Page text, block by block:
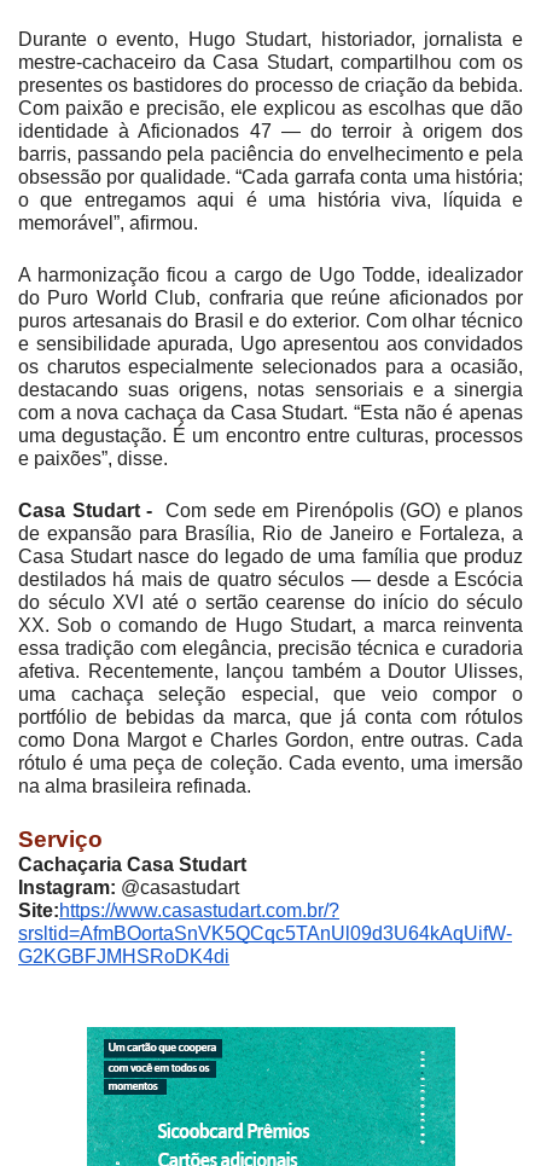
Durante o evento, Hugo Studart, historiador, jornalista e
mestre-cachaceiro da Casa Studart, compartilhou com os
presentes os bastidores do processo de criação da bebida.
Com paixão e precisão, ele explicou as escolhas que dão
identidade à Aficionados 47 — do terroir à origem dos
barris, passando pela paciência do envelhecimento e pela
obsessão por qualidade. “Cada garrafa conta uma história;
o que entregamos aqui é uma história viva, líquida e
memorável”, afirmou.
A harmonização ficou a cargo de Ugo Todde, idealizador
do Puro World Club, confraria que reúne aficionados por
puros artesanais do Brasil e do exterior. Com olhar técnico
e sensibilidade apurada, Ugo apresentou aos convidados
os charutos especialmente selecionados para a ocasião,
destacando suas origens, notas sensoriais e a sinergia
com a nova cachaça da Casa Studart. “Esta não é apenas
uma degustação. É um encontro entre culturas, processos
e paixões”, disse.
Casa Studart -
Com sede em Pirenópolis (GO) e planos
de expansão para Brasília, Rio de Janeiro e Fortaleza, a
Casa Studart nasce do legado de uma família que produz
destilados há mais de quatro séculos — desde a Escócia
do século XVI até o sertão cearense do início do século
XX. Sob o comando de Hugo Studart, a marca reinventa
essa tradição com elegância, precisão técnica e curadoria
afetiva. Recentemente, lançou também a Doutor Ulisses,
uma cachaça seleção especial, que veio compor o
portfólio de bebidas da marca, que já conta com rótulos
como Dona Margot e Charles Gordon, entre outras. Cada
rótulo é uma peça de coleção. Cada evento, uma imersão
na alma brasileira refinada.
Serviço
Cachaçaria Casa Studart
Instagram: @casastudart
Site:https://www.casastudart.com.br/?
srsltid=AfmBOortaSnVK5QCqc5TAnUl09d3U64kAqUifW-
G2KGBFJMHSRoDK4di